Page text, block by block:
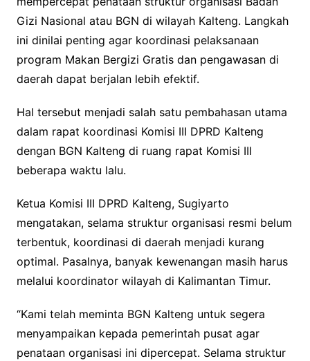
Gizi Nasional atau BGN di wilayah Kalteng. Langkah
ini dinilai penting agar koordinasi pelaksanaan
program Makan Bergizi Gratis dan pengawasan di
daerah dapat berjalan lebih efektif.
Hal tersebut menjadi salah satu pembahasan utama
dalam rapat koordinasi Komisi III DPRD Kalteng
dengan BGN Kalteng di ruang rapat Komisi III
beberapa waktu lalu.
Ketua Komisi III DPRD Kalteng, Sugiyarto
mengatakan, selama struktur organisasi resmi belum
terbentuk, koordinasi di daerah menjadi kurang
optimal. Pasalnya, banyak kewenangan masih harus
melalui koordinator wilayah di Kalimantan Timur.
“Kami telah meminta BGN Kalteng untuk segera
menyampaikan kepada pemerintah pusat agar
penataan organisasi ini dipercepat. Selama struktur